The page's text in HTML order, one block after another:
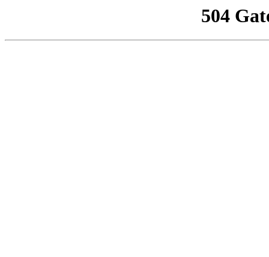
504